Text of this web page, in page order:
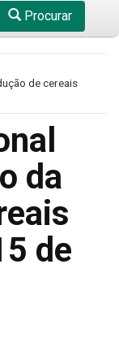
Procurar
de cereais
da
de